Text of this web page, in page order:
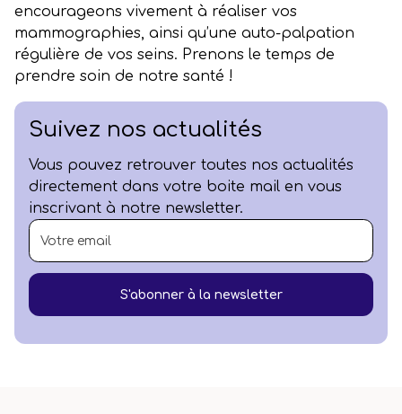
encourageons vivement à réaliser vos
mammographies, ainsi qu’une auto-palpation
régulière de vos seins. Prenons le temps de
prendre soin de notre santé !
Suivez nos actualités
Vous pouvez retrouver toutes nos actualités
directement dans votre boite mail en vous
inscrivant à notre newsletter.